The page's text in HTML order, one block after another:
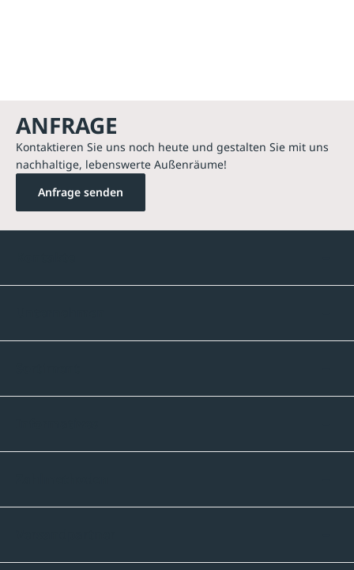
ANFRAGE
Kontaktieren Sie uns noch heute und gestalten Sie mit uns
nachhaltige, lebenswerte Außenräume!
Anfrage senden